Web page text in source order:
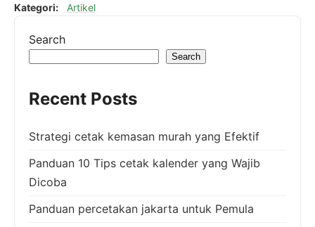
Kategori: Artikel
Search
Search
Recent Posts
Strategi cetak kemasan murah yang Efektif
Panduan 10 Tips cetak kalender yang Wajib
Dicoba
Panduan percetakan jakarta untuk Pemula